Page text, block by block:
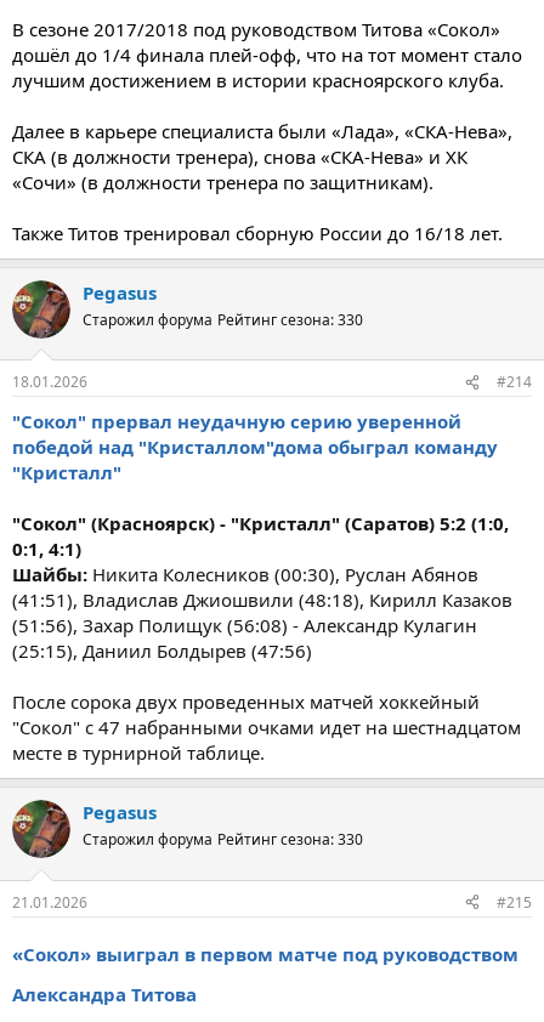
В сезоне 2017/2018 под руководством Титова «Сокол»
дошёл до 1/4 финала плей-офф, что на тот момент стало
лучшим достижением в истории красноярского клуба.
Далее в карьере специалиста были «Лада», «СКА-Нева»,
СКА (в должности тренера), снова «СКА-Нева» и ХК
«Сочи» (в должности тренера по защитникам).
Также Титов тренировал сборную России до 16/18 лет.
Pegasus
Старожил форума Рейтинг сезона: 330
18.01.2026 #214
"Сокол" прервал неудачную серию уверенной
победой над "Кристаллом"дома обыграл команду
"Кристалл"
"Сокол" (Красноярск) - "Кристалл" (Саратов) 5:2 (1:0,
0:1, 4:1)
Шайбы: Никита Колесников (00:30), Руслан Абянов
(41:51), Владислав Джиошвили (48:18), Кирилл Казаков
(51:56), Захар Полищук (56:08) - Александр Кулагин
(25:15), Даниил Болдырев (47:56)
После сорока двух проведенных матчей хоккейный
"Сокол" c 47 набранными очками идет на шестнадцатом
месте в турнирной таблице.
Pegasus
Старожил форума Рейтинг сезона: 330
21.01.2026 #215
«Сокол» выиграл в первом матче под руководством
Александра Титова